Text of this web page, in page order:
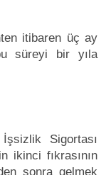
itibaren üç ay
süreyi bir yıla
Sigortası
ikinci fıkrasının
sonra gelmek